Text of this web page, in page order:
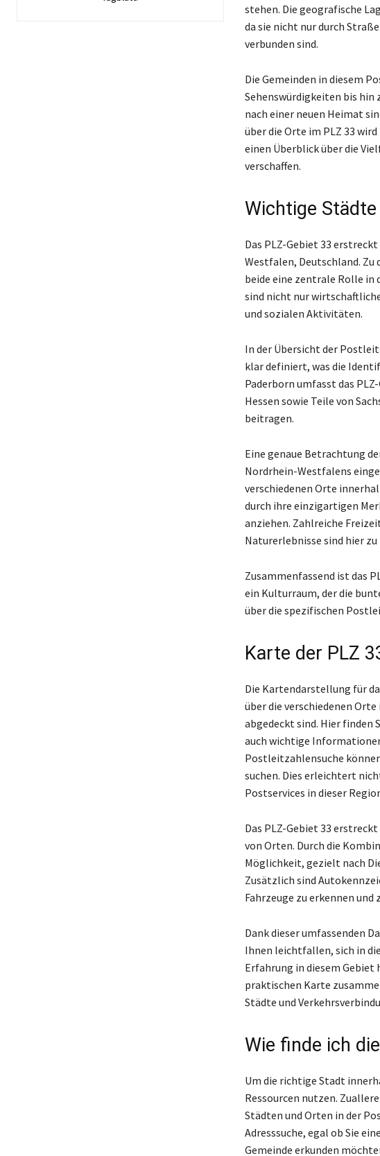
stehen. Die geografische
da sie nicht nur durch
verbunden sind.
Die Gemeinden in diesem
Sehenswürdigkeiten bis hin
nach einer neuen Heimat
über die Orte im PLZ 33
einen Überblick über die
verschaffen.
Wichtige
Das PLZ-Gebiet 33
Westfalen, Deutschland. Zu
beide eine zentrale Rolle in
sind nicht nur
und sozialen Aktivitäten.
In der Übersicht der
klar definiert, was die
Paderborn umfasst das
Hessen sowie Teile von
beitragen.
Eine genaue Betrachtung
Nordrhein-Westfalens
verschiedenen Orte
durch ihre einzigartigen
anziehen. Zahlreiche
Naturerlebnisse sind hier zu
Zusammenfassend ist das
ein Kulturraum, der die
über die spezifischen
Karte der PLZ
Die Kartendarstellung für
über die verschiedenen
abgedeckt sind. Hier finden
auch wichtige
Postleitzahlensuche
suchen. Dies erleichtert
Postservices in dieser
Das PLZ-Gebiet 33
von Orten. Durch die
Möglichkeit, gezielt nach
Zusätzlich sind
Fahrzeuge zu erkennen und
Dank dieser umfassenden
Ihnen leichtfallen, sich in
Erfahrung in diesem
praktischen Karte
Städte und
Wie finde ich
Um die richtige Stadt
Ressourcen nutzen.
Städten und Orten in der
Adresssuche, egal ob Sie
Gemeinde erkunden